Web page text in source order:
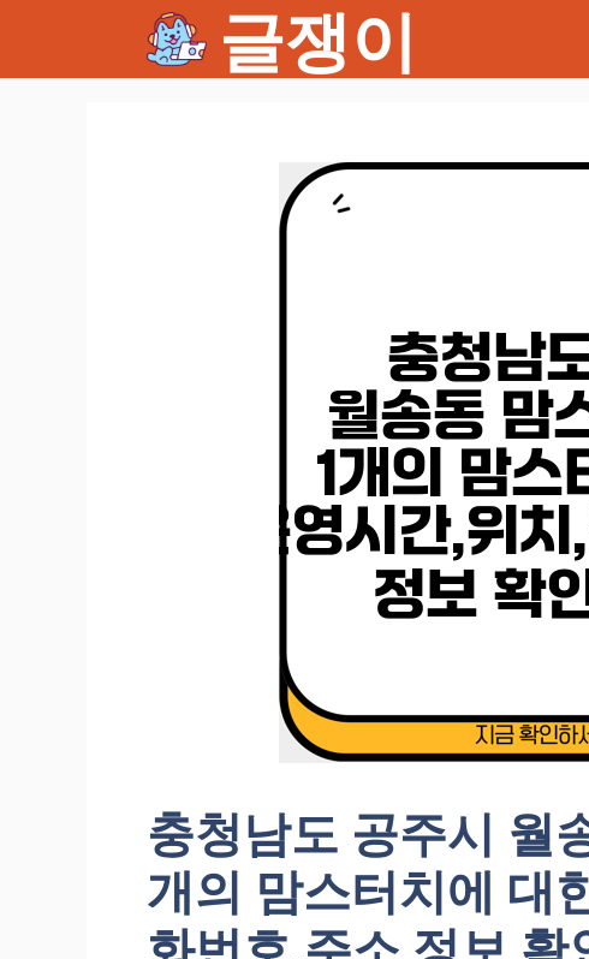
츠
글쟁이
충청남도 공주시 월
개의 맘스터치에 대